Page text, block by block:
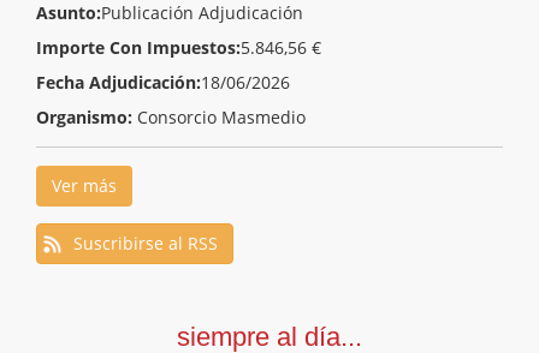
Asunto:Publicación Adjudicación
Importe Con Impuestos:5.846,56 €
Fecha Adjudicación:18/06/2026
Organismo: Consorcio Masmedio
Ver más
Suscribirse al RSS
siempre al día...